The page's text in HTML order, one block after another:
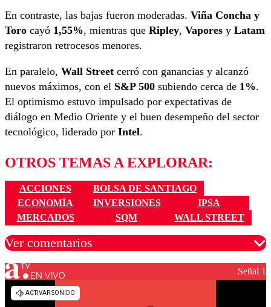
En contraste, las bajas fueron moderadas. Viña Concha y
Toro cayó 1,55%, mientras que Ripley, Vapores y Latam
registraron retrocesos menores.
En paralelo, Wall Street cerró con ganancias y alcanzó
nuevos máximos, con el S&P 500 subiendo cerca de 1%.
El optimismo estuvo impulsado por expectativas de
diálogo en Medio Oriente y el buen desempeño del sector
tecnológico, liderado por Intel.
OTROS TEMAS A EXPLORAR:
ACCIONES
BOLSA DE SANTIAGO
ECONOMÍA
INVERSIONES
IPSA
MERCADOS
SQM WALL STREET
Ver comentarios
Los comentarios son moderados para garantizar un
EN VIVO Señal 1